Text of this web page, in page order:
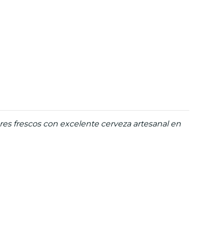
frescos con excelente cerveza artesanal en